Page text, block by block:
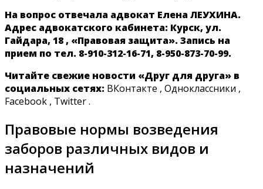
На вопрос отвечала адвокат Елена ЛЕУХИНА.
Адрес адвокатского кабинета: Курск, ул.
Гайдара, 18 , «Правовая защита». Запись на
прием по тел. 8-910-312-16-71, 8-950-873-70-99.
Читайте свежие новости «Друг для друга» в
социальных сетях: ВКонтакте , Одноклассники ,
Facebook , Twitter .
Правовые нормы возведения
заборов различных видов и
назначений